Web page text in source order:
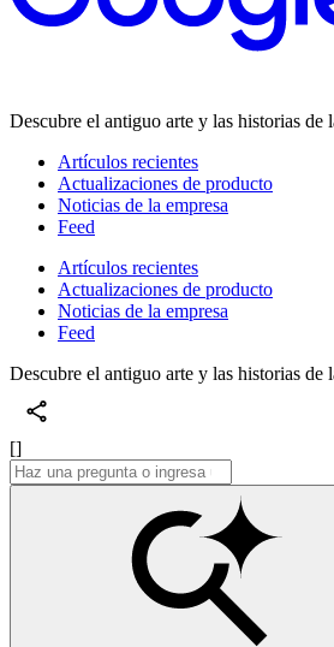
Descubre el antiguo arte y las historias de
Artículos recientes
Actualizaciones de producto
Noticias de la empresa
Feed
Artículos recientes
Actualizaciones de producto
Noticias de la empresa
Feed
Descubre el antiguo arte y las historias de
[]